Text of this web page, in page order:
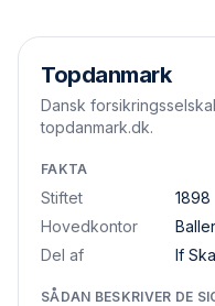
Side-om-side
Topdanmark
Dansk
topdanmark.dk.
FAKTA
Stiftet
1898
Hovedkontor
Del af
If
SÅDAN BESKRIVER DE